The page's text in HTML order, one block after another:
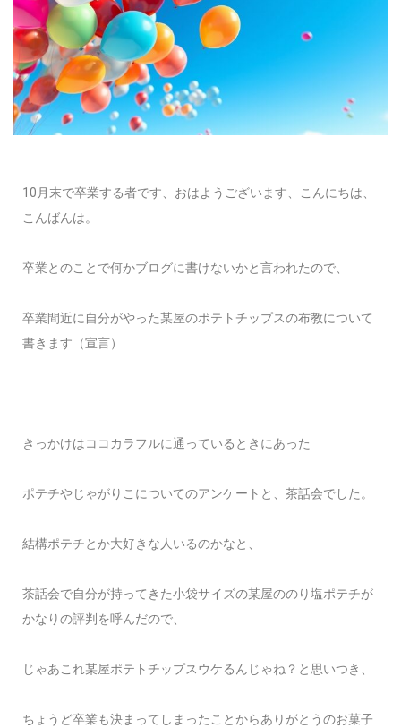
10月末で卒業する者です、おはようございます、こんにちは、
こんばんは。
卒業とのことで何かブログに書けないかと言われたので、
卒業間近に自分がやった某屋のポテトチップスの布教について
書きます（宣言）
きっかけはココカラフルに通っているときにあった
ポテチやじゃがりこについてのアンケートと、 茶話会でした。
結構ポテチとか大好きな人いるのかなと、
茶話会で自分が持ってきた小袋サイズの某屋ののり塩ポテチが
かなりの評判を呼んだので、
じゃあこれ某屋ポテトチップスウケるんじゃね？と思いつき、
ちょうど卒業も決まってしまったことからありがとうのお菓子